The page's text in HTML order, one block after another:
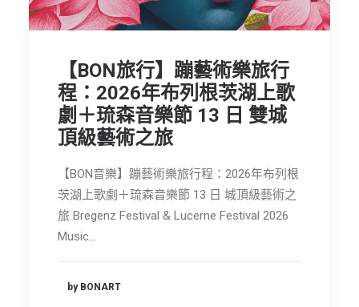
BON旅行
節慶長笛樂團
關於我們
會員專區
【BON旅行】蹦藝術樂旅行
程：2026年布列根茨湖上歌
劇＋琉森音樂節 13 日 雙城
頂級藝術之旅
【BON音樂】蹦藝術樂旅行程：2026年布列根
茨湖上歌劇＋琉森音樂節 13 日 城頂級藝術之
旅 Bregenz Festival & Lucerne Festival 2026
Music…
by BONART